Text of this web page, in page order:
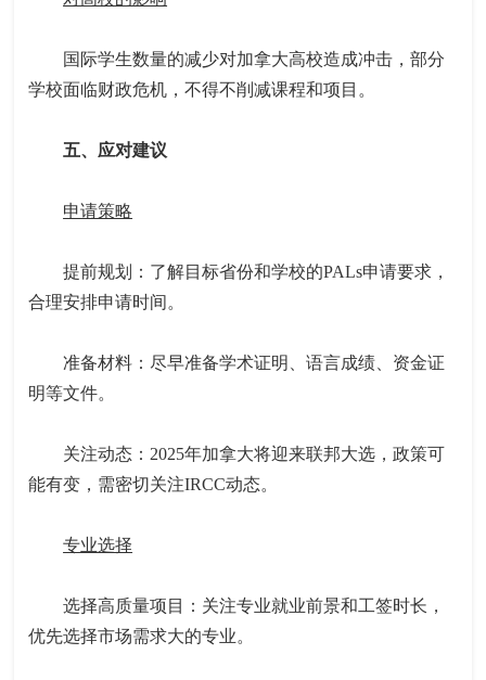
国际学生数量的减少对加拿大高校造成冲击，部分
学校面临财政危机，不得不削减课程和项目。
五、应对建议
申请策略
提前规划：了解目标省份和学校的PALs申请要求，
合理安排申请时间。
准备材料：尽早准备学术证明、语言成绩、资金证
明等文件。
关注动态：2025年加拿大将迎来联邦大选，政策可
能有变，需密切关注IRCC动态。
专业选择
选择高质量项目：关注专业就业前景和工签时长，
优先选择市场需求大的专业。